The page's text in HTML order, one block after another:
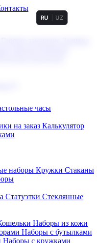
RU UZ
часы
на заказ Калькулятор
наборы Кружки Стаканы
Статуэтки Стеклянные
Наборы из кожи
Наборы с бутылками
Наборы с кружками